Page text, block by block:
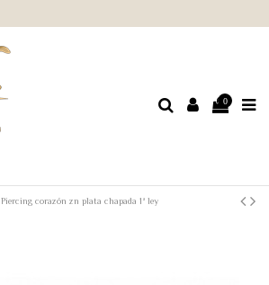
0
Piercing corazón zn plata chapada 1ª ley